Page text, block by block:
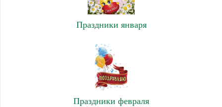
Праздники января
Праздники февраля